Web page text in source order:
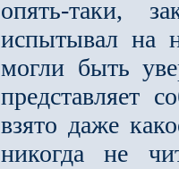
опять-таки,
испытывал на
могли быть
представляет
взято даже
никогда не